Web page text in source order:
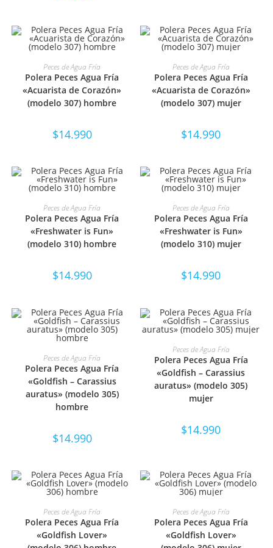
SELECCIONAR OPCIONES
Peces de Agua Fría
Polera Peces Agua Fría
«Acuarista de Corazón»
(modelo 307) hombre
$14.990
SELECCIONAR OPCIONES
Peces de Agua Fría
Polera Peces Agua Fría
«Acuarista de Corazón»
(modelo 307) mujer
$14.990
SELECCIONAR OPCIONES
Peces de Agua Fría
Polera Peces Agua Fría
«Freshwater is Fun»
(modelo 310) hombre
$14.990
SELECCIONAR OPCIONES
Peces de Agua Fría
Polera Peces Agua Fría
«Freshwater is Fun»
(modelo 310) mujer
$14.990
SELECCIONAR OPCIONES
Peces de Agua Fría
Polera Peces Agua Fría
«Goldfish – Carassius
auratus» (modelo 305)
hombre
$14.990
SELECCIONAR OPCIONES
Peces de Agua Fría
Polera Peces Agua Fría
«Goldfish – Carassius
auratus» (modelo 305)
mujer
$14.990
SELECCIONAR OPCIONES
Peces de Agua Fría
Polera Peces Agua Fría
«Goldfish Lover»
SELECCIONAR OPCIONES
Peces de Agua Fría
Polera Peces Agua Fría
«Goldfish Lover»